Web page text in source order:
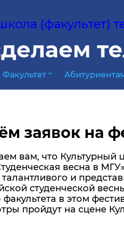
(факультет)
Факультет expand_more
заявок на
вам, что Культурный
весна в
и
студенческой
в этом
пройдут на сцене